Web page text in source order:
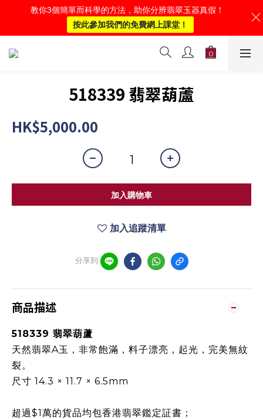
518339 翡翠葫蘆
HK$5,000.00
加入購物車
加入追蹤清單
分享到
商品描述
518339 翡翠葫蘆
天然翡翠A玉，非常飽滿，料子漂亮，起光，完美無紋
裂。
尺寸 14.3 × 11.7 × 6.5mm
超過$1萬的貨品均包香港翡翠鑑定証書；
教你3個簡單而科學的方法，助你分辨翡翠玉器真假！
按此參加我們的免費網上課堂！